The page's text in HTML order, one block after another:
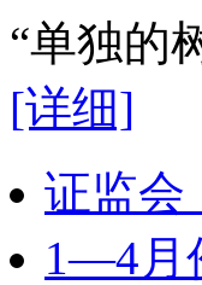
“单独的
[详细]
证监会
1—4月